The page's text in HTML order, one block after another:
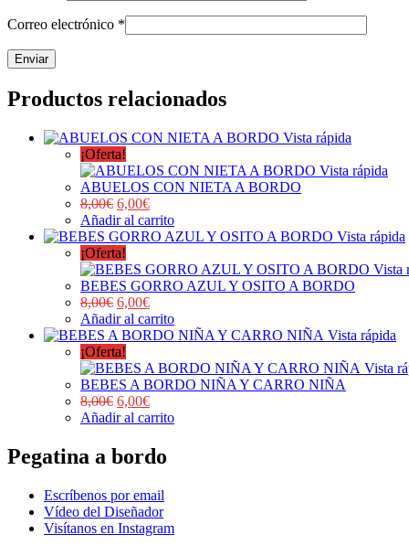
Correo electrónico *
Productos relacionados
Vista rápida
¡Oferta!
Vista rápida
ABUELOS CON NIETA A BORDO
8,00€ 6,00€
Añadir al carrito
Vista rápida
¡Oferta!
Vista
BEBES GORRO AZUL Y OSITO A BORDO
8,00€ 6,00€
Añadir al carrito
Vista rápida
¡Oferta!
Vista
BEBES A BORDO NIÑA Y CARRO NIÑA
8,00€ 6,00€
Añadir al carrito
Pegatina a bordo
Escríbenos por email
Vídeo del Diseñador
Visítanos en Instagram